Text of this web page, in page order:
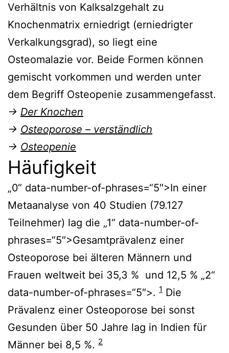
Verhältnis von Kalksalzgehalt zu
Knochenmatrix erniedrigt (erniedrigter
Verkalkungsgrad), so liegt eine
Osteomalazie vor. Beide Formen können
gemischt vorkommen und werden unter
dem Begriff Osteopenie zusammengefasst.
→ Der Knochen
→ Osteoporose – verständlich
→ Osteopenie
Häufigkeit
„0“ data-number-of-phrases=“5″>In einer
Metaanalyse von 40 Studien (79.127
Teilnehmer) lag die „1“ data-number-of-
phrases=“5″>Gesamtprävalenz einer
Osteoporose bei älteren Männern und
Frauen weltweit bei 35,3 % und 12,5 % „2“
data-number-of-phrases=“5″>. 1 Die
Prävalenz einer Osteoporose bei sonst
Gesunden über 50 Jahre lag in Indien für
Männer bei 8,5 %. 2